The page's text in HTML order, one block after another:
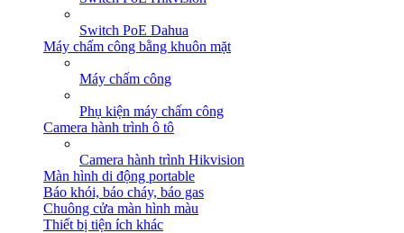
Switch PoE Dahua
Máy chấm công bằng khuôn mặt
Máy chấm công
Phụ kiện máy chấm công
Camera hành trình ô tô
Camera hành trình Hikvision
Màn hình di động portable
Báo khói, báo cháy, báo gas
Chuông cửa màn hình màu
Thiết bị tiện ích khác